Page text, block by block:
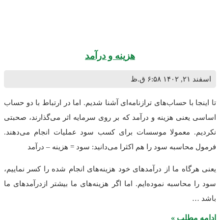
هزینه و درآمد
۶:۵۸ ق.ظ
با حساب‌های ترازنامه‌ای آشنا شدیم. اما در ارتباط با دو حساب
هزینه و درآمد که بر روی سرمایه اثر می‌گذارند، صحبتی
معمولا موسسات برای کسب سود عملیات انجام می‌دهند.
سود را هم اکثرا می‌دانید: سود = هزینه – درآمد
ما از درآمدهای خود هزینه‌های انجام شده را کسر نماییم،
نموده‌ایم. اما اگر هزینه‌های ما بیشتر ازدرآمدهای ما
»